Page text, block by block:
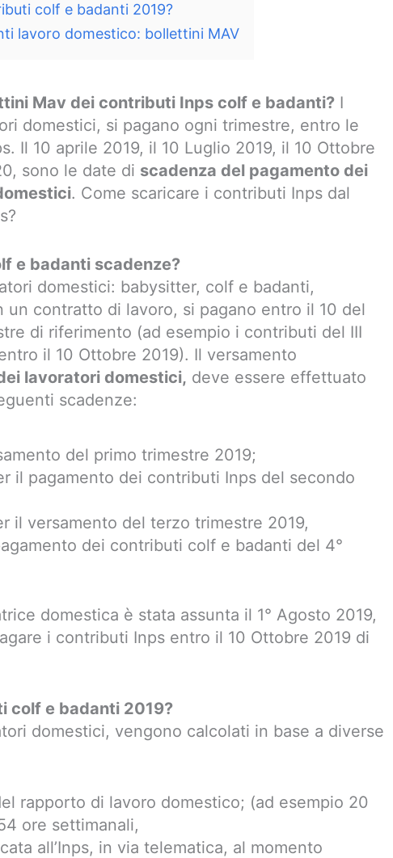
colf e badanti 2019?
lavoro domestico: bollettini MAV
Mav dei contributi Inps colf e badanti? I
domestici, si pagano ogni trimestre, entro le
Il 10 aprile 2019, il 10 Luglio 2019, il 10 Ottobre
sono le date di scadenza del pagamento dei
. Come scaricare i contributi Inps dal
e badanti scadenze?
domestici: babysitter, colf e badanti,
un contratto di lavoro, si pagano entro il 10 del
di riferimento (ad esempio i contributi del III
il 10 Ottobre 2019). Il versamento
lavoratori domestici, deve essere effettuato
scadenze:
del primo trimestre 2019;
il pagamento dei contributi Inps del secondo
il versamento del terzo trimestre 2019,
dei contributi colf e badanti del 4°
domestica è stata assunta il 1° Agosto 2019,
i contributi Inps entro il 10 Ottobre 2019 di
colf e badanti 2019?
domestici, vengono calcolati in base a diverse
rapporto di lavoro domestico; (ad esempio 20
ore settimanali,
all’Inps, in via telematica, al momento